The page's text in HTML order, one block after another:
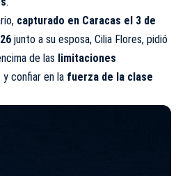
capturado en Caracas el 3 de
junto a su esposa, Cilia Flores, pidió
de las limitaciones
y confiar en la fuerza de la clase